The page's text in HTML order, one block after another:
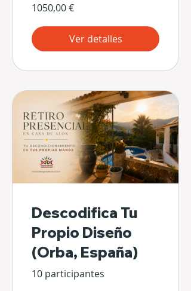
1050,00 €
Ver detalles
Descodifica Tu
Propio Diseño
(Orba, España)
10 participantes